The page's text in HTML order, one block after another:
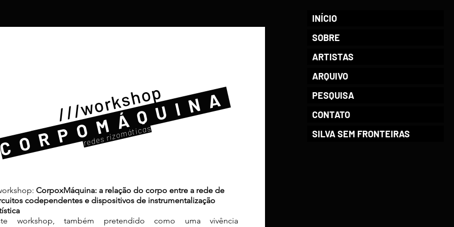
INÍCIO
SOBRE
ARTISTAS
ARQUIVO
PESQUISA
CONTATO
SILVA SEM FRONTEIRAS
///workshop
redes rizomáticas
CorpoxMáquina: a relação do corpo entre a rede de
codependentes e dispositivos de instrumentalização
workshop, também pretendido como uma vivência